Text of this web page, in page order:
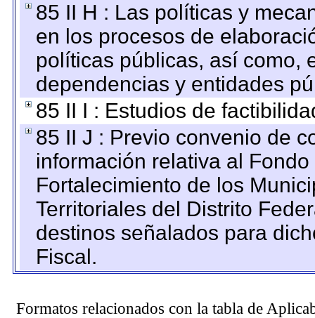
85 II H : Las políticas y
en los procesos de
políticas públicas, así como,
dependencias y entidades
85 II I : Estudios de
85 II J : Previo convenio de
información relativa al
Fortalecimiento de los
Territoriales del Distrito
destinos señalados para
Fiscal.
Formatos relacionados con la tabla de